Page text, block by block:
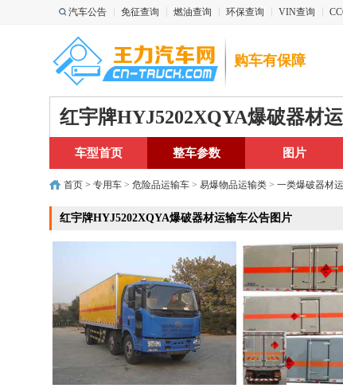
汽车公告 免征查询 燃油查询 环保查询 VIN查询
购车有保障
红宇牌HYJ5202XQYA爆破器材
车型首页 整车参数 图片
首页 > 专用车 > 危险品运输车 > 易爆物品运输类 > 一类爆破器材
红宇牌HYJ5202XQYA爆破器材运输车公告图片